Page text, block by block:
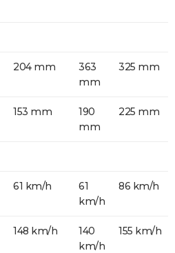
204 mm
363
mm
325 mm
153 mm
190
mm
225 mm
61 km/h
61
km/h
86 km/h
148 km/h
140
km/h
155 km/h